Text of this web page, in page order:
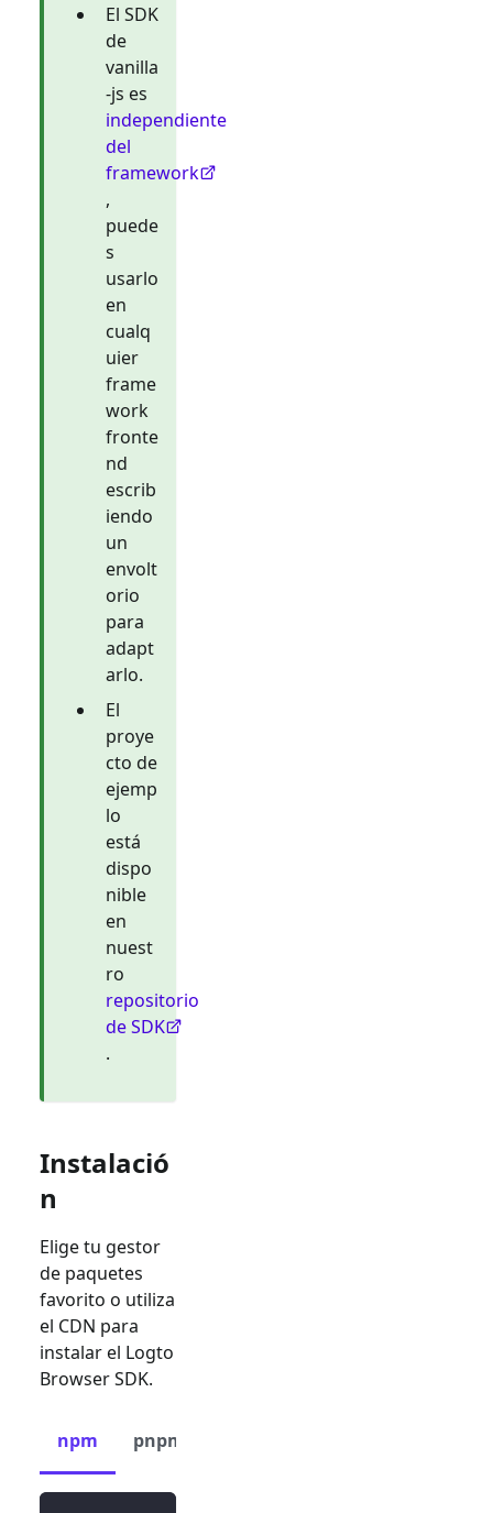
El SDK
de
vanilla
-js es
independiente
del
framework
,
puede
s
usarlo
en
cualq
uier
frame
work
fronte
nd
escrib
iendo
un
envolt
orio
para
adapt
arlo.
El
proye
cto de
ejemp
lo
está
dispo
nible
en
nuest
ro
repositorio
de SDK
.
Instalació
n
Elige tu gestor
de paquetes
favorito o utiliza
el CDN para
instalar el Logto
Browser SDK.
npm pnpm